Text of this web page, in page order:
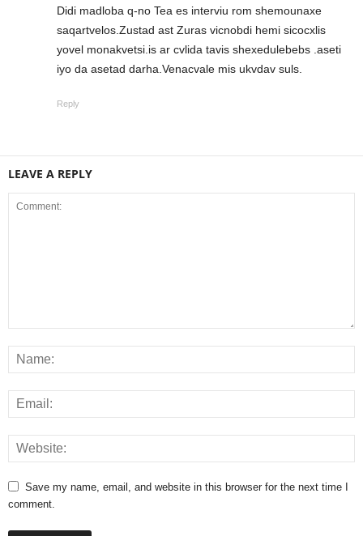
Didi madloba q-no Tea es interviu rom shemounaxe
saqartvelos.Zustad ast Zuras vicnobdi hemi sicocxlis
yovel monakvetsi.is ar cvlida tavis shexedulebebs .aseti
iyo da asetad darha.Venacvale mis ukvdav suls.
Reply
LEAVE A REPLY
Save my name, email, and website in this browser for the next time I
comment.